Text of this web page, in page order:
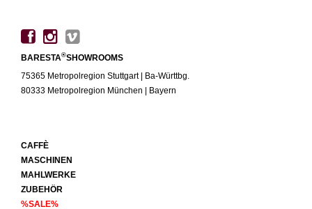
BARESTA®SHOWROOMS
75365 Metropolregion Stuttgart | Ba-Württbg.
80333 Metropolregion München | Bayern
CAFFÈ
MASCHINEN
MAHLWERKE
ZUBEHÖR
%SALE%